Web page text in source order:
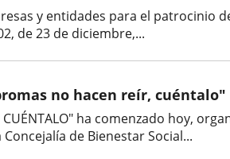
y entidades para el patrocinio
de 23 de diciembre,...
no hacen reír, cuéntalo"
ha comenzado hoy,
de Bienestar Social...